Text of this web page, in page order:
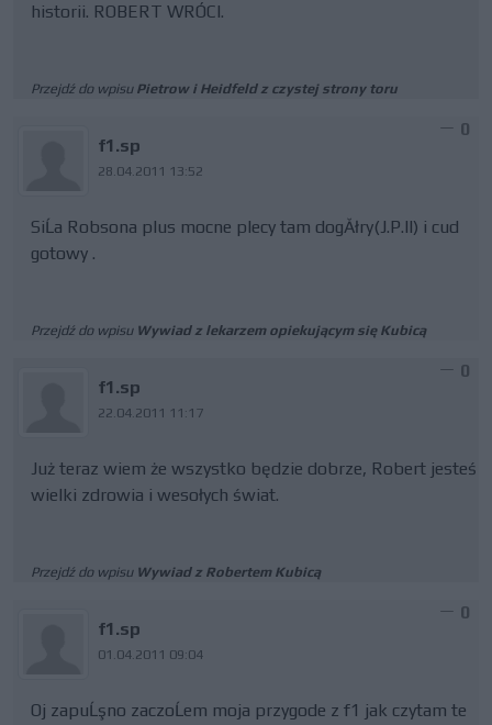
historii. ROBERT WRÓCI.
Przejdź do wpisu Pietrow i Heidfeld z czystej strony toru
f1.sp
28.04.2011 13:52
0
SiĹa Robsona plus mocne plecy tam dogĂłry(J.P.II) i cud
gotowy .
Przejdź do wpisu Wywiad z lekarzem opiekującym się Kubicą
f1.sp
22.04.2011 11:17
0
Już teraz wiem że wszystko będzie dobrze, Robert jesteś
wielki zdrowia i wesołych świat.
Przejdź do wpisu Wywiad z Robertem Kubicą
f1.sp
01.04.2011 09:04
0
Oj zapuĹşno zaczoĹem moja przygode z f1 jak czytam te